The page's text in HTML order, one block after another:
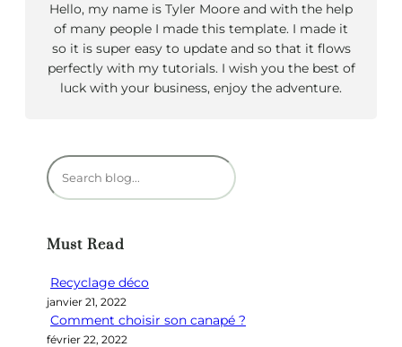
Hello, my name is Tyler Moore and with the help
of many people I made this template. I made it
so it is super easy to update and so that it flows
perfectly with my tutorials. I wish you the best of
luck with your business, enjoy the adventure.
R
e
e
c
h
e
Must Read
Recyclage déco
janvier 21, 2022
Comment choisir son canapé ?
février 22, 2022